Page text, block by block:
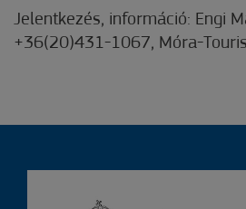
Jelentkezés, információ: Engi
+36(20)431-1067, Móra-